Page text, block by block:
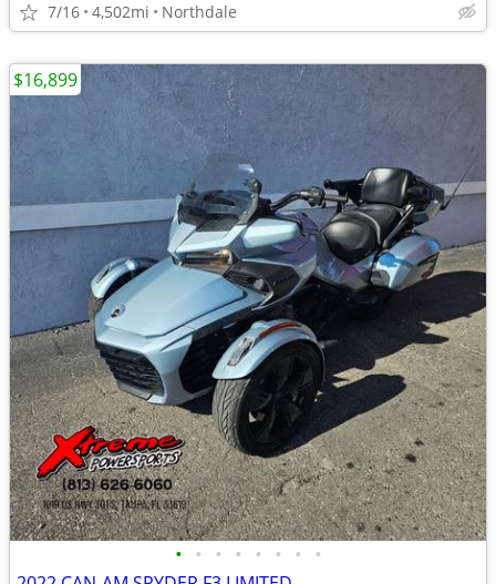
7/16 4,502mi Northdale
• • • • • • • •
$16,899